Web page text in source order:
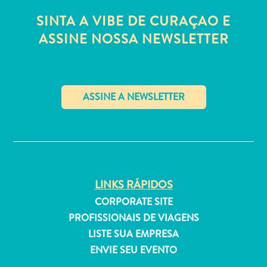
OndeSINTA A VIBE DE CURAÇAO E
ASSINE NOSSA NEWSLETTER
LINKS RÁPIDOS
CORPORATE SITE
PROFISSIONAIS DE VIAGENS
LISTE SUA EMPRESA
ENVIE SEU EVENTO